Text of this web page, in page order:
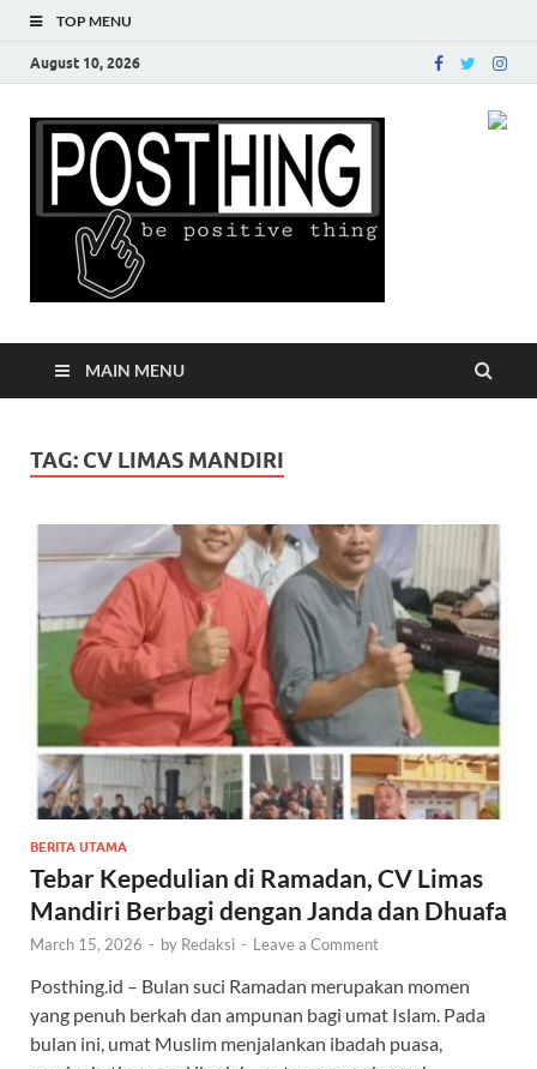
TOP MENU
August 10, 2026
MAIN MENU
TAG: CV LIMAS MANDIRI
BERITA UTAMA
Tebar Kepedulian di Ramadan, CV Limas
Mandiri Berbagi dengan Janda dan Dhuafa
March 15, 2026 - by Redaksi - Leave a Comment
Posthing.id – Bulan suci Ramadan merupakan momen
yang penuh berkah dan ampunan bagi umat Islam. Pada
bulan ini, umat Muslim menjalankan ibadah puasa,